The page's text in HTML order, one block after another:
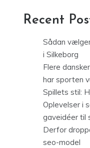
Recent
Sådan
i Silkeborg
Flere
har sporten
Spillets stil:
Oplevelser i
gaveidéer til
Derfor
seo-model